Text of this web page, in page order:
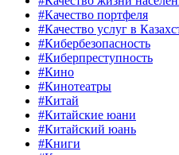
#Качество портфеля
#Качество услуг в
#Кибербезопасность
#Киберпреступность
#Кино
#Кинотеатры
#Китай
#Китайские юани
#Китайский юань
#Книги